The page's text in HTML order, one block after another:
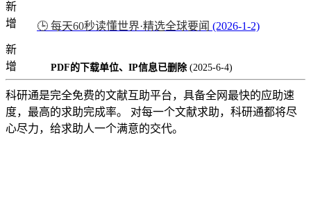
新
增
🕒 每天60秒读懂世界·精选全球要闻 (2026-1-2)
新
增
PDF的下载单位、IP信息已删除 (2025-6-4)
科研通是完全免费的文献互助平台，具备全网最快的应助速
度，最高的求助完成率。 对每一个文献求助，科研通都将尽
心尽力，给求助人一个满意的交代。